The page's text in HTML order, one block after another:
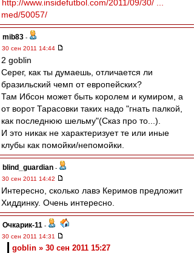
http://www.insidefutbol.com/2011/09/30/ ...
med/50057/
mib83 -
30 сен 2011 14:44
2 goblin
Серег, как ты думаешь, отличается ли
бразильский чемп от европейских?
Там Ибсон может быть королем и кумиром, а
от ворот Тарасовки таких надо "гнать палкой,
как последнюю шельму"(Сказ про то...).
И это никак не характеризует те или иные
клубы как помойки/непомойки.
blind_guardian -
30 сен 2011 14:42
Интересно, сколько лавэ Керимов предложит
Хиддинку. Очень интересно.
Очкарик-11 -
30 сен 2011 14:31
goblin » 30 сен 2011 15:27